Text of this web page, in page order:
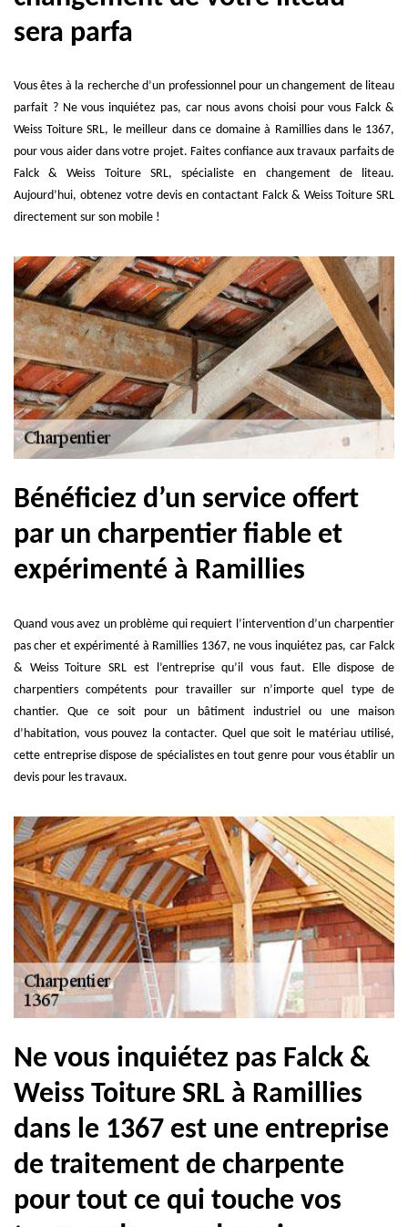
sera parfa
Vous êtes à la recherche d’un professionnel pour un changement de liteau
parfait ? Ne vous inquiétez pas, car nous avons choisi pour vous Falck &
Weiss Toiture SRL, le meilleur dans ce domaine à Ramillies dans le 1367,
pour vous aider dans votre projet. Faites confiance aux travaux parfaits de
Falck & Weiss Toiture SRL, spécialiste en changement de liteau.
Aujourd’hui, obtenez votre devis en contactant Falck & Weiss Toiture SRL
directement sur son mobile !
Bénéficiez d’un service offert
par un charpentier fiable et
expérimenté à Ramillies
Quand vous avez un problème qui requiert l’intervention d’un charpentier
pas cher et expérimenté à Ramillies 1367, ne vous inquiétez pas, car Falck
& Weiss Toiture SRL est l’entreprise qu’il vous faut. Elle dispose de
charpentiers compétents pour travailler sur n’importe quel type de
chantier. Que ce soit pour un bâtiment industriel ou une maison
d’habitation, vous pouvez la contacter. Quel que soit le matériau utilisé,
cette entreprise dispose de spécialistes en tout genre pour vous établir un
devis pour les travaux.
Ne vous inquiétez pas Falck &
Weiss Toiture SRL à Ramillies
dans le 1367 est une entreprise
de traitement de charpente
pour tout ce qui touche vos